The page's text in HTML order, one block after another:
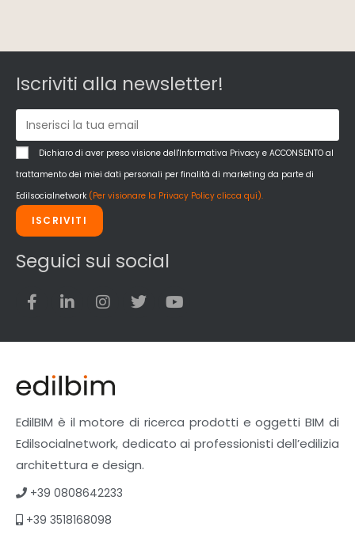
Iscriviti alla newsletter!
Dichiaro di aver preso visione dell'Informativa Privacy e ACCONSENTO al
trattamento dei miei dati personali per finalità di marketing da parte di
Edilsocialnetwork (Per visionare la Privacy Policy clicca qui).
ISCRIVITI
Seguici sui social
EdilBIM è il motore di ricerca prodotti e oggetti BIM di
Edilsocialnetwork, dedicato ai professionisti dell’edilizia
architettura e design.
+39 0808642233
+39 3518168098